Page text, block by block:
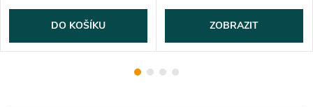
DO KOŠÍKU ZOBRAZIT